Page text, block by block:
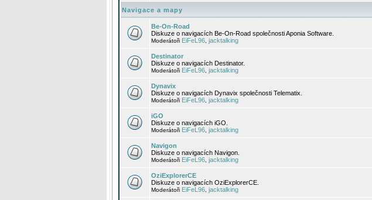
Navigace a mapy
Be-On-Road
Diskuze o navigacích Be-On-Road společnosti Aponia Software.
Moderátoři EiFeL96 jacktalking
Destinator
Diskuze o navigacích Destinator.
Moderátoři EiFeL96 jacktalking
Dynavix
Diskuze o navigacích Dynavix společnosti Telematix.
Moderátoři EiFeL96 jacktalking
iGO
Diskuze o navigacích iGO.
Moderátoři EiFeL96 jacktalking
Navigon
Diskuze o navigacích Navigon.
Moderátoři EiFeL96 jacktalking
OziExplorerCE
Diskuze o navigacích OziExplorerCE.
Moderátoři EiFeL96 jacktalking